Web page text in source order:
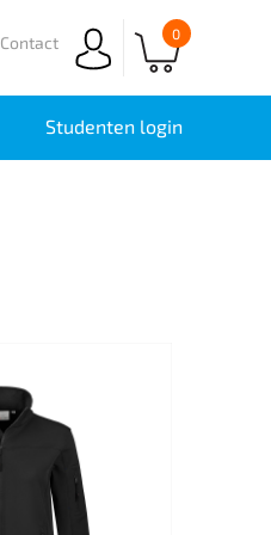
0
Contact
Studenten login